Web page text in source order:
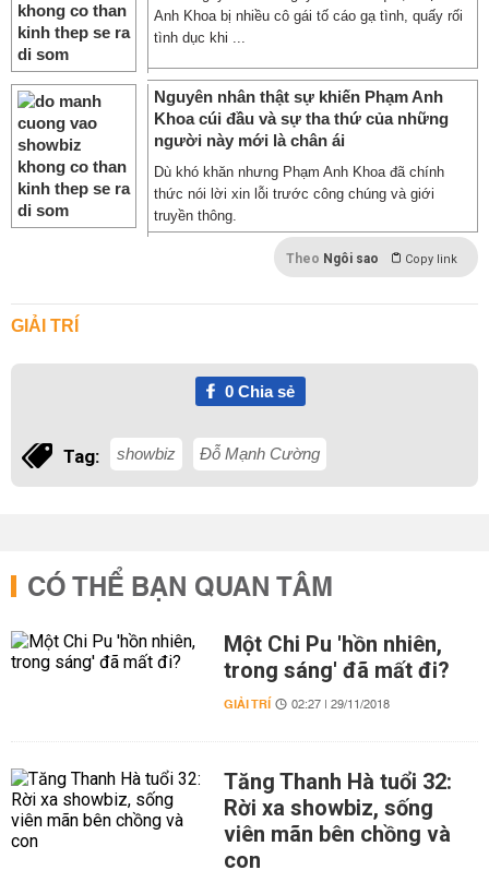
Anh Khoa bị nhiều cô gái tố cáo gạ tình, quấy rối
tình dục khi ...
Nguyên nhân thật sự khiến Phạm Anh
Khoa cúi đầu và sự tha thứ của những
người này mới là chân ái
Dù khó khăn nhưng Phạm Anh Khoa đã chính
thức nói lời xin lỗi trước công chúng và giới
truyền thông.
Theo Ngôi sao Copy link
GIẢI TRÍ
0Chia sẻ
Tag: showbiz Đỗ Mạnh Cường
CÓ THỂ BẠN QUAN TÂM
Một Chi Pu 'hồn nhiên,
trong sáng' đã mất đi?
GIẢI TRÍ 02:27 | 29/11/2018
Tăng Thanh Hà tuổi 32:
Rời xa showbiz, sống
viên mãn bên chồng và
con